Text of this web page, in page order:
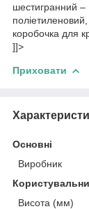
шестигранний –
коробочка для
]]>
Приховати
Основні
Виробник
Висота (мм)